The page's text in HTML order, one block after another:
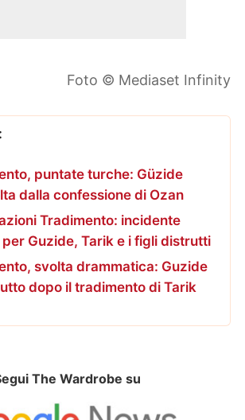
Foto © Mediaset Infinity
puntate turche: Güzide
dalla confessione di Ozan
Tradimento: incidente
Guzide, Tarik e i figli distrutti
svolta drammatica: Guzide
dopo il tradimento di Tarik
The Wardrobe su